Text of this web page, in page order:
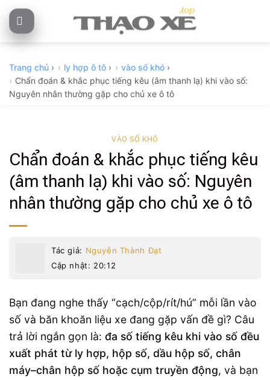
Skip
to
Trang chủ › ly hợp ô tô › vào số khó ›
Chẩn đoán & khắc phục tiếng kêu (âm thanh lạ) khi vào số:
Nguyên nhân thường gặp cho chủ xe ô tô
VÀO SỐ KHÓ
Chẩn đoán & khắc phục tiếng kêu
(âm thanh lạ) khi vào số: Nguyên
nhân thường gặp cho chủ xe ô tô
Tác giả: Nguyễn Thành Đạt
Cập nhật: 20:12
Bạn đang nghe thấy “cạch/cộp/rít/hú” mỗi lần vào
số và băn khoăn liệu xe đang gặp vấn đề gì? Câu
trả lời ngắn gọn là: đa số tiếng kêu khi vào số đều
xuất phát từ ly hợp, hộp số, dầu hộp số, chân
máy–chân hộp số hoặc cụm truyền động, và bạn